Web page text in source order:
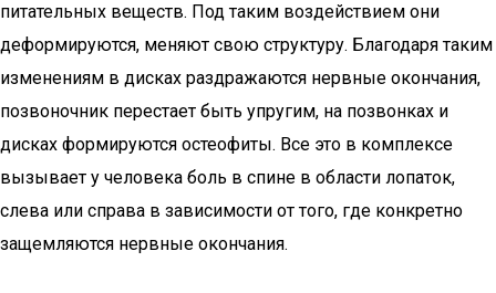
питательных веществ. Под таким воздействием они
деформируются, меняют свою структуру. Благодаря таким
изменениям в дисках раздражаются нервные окончания,
позвоночник перестает быть упругим, на позвонках и
дисках формируются остеофиты. Все это в комплексе
вызывает у человека боль в спине в области лопаток,
слева или справа в зависимости от того, где конкретно
защемляются нервные окончания.